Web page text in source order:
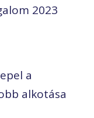
2023
a
alkotása